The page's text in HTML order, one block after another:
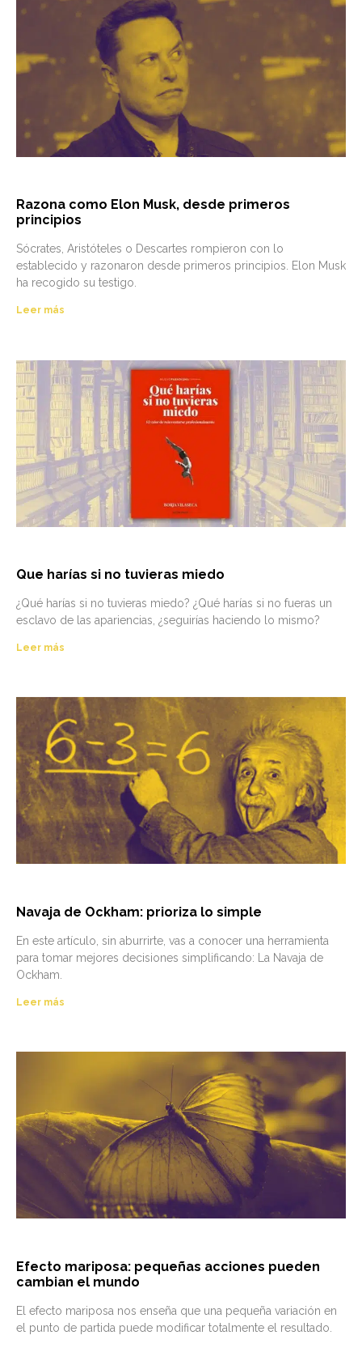
Razona como Elon Musk, desde primeros
principios
Sócrates, Aristóteles o Descartes rompieron con lo
establecido y razonaron desde primeros principios. Elon Musk
ha recogido su testigo.
Leer más
Que harías si no tuvieras miedo
¿Qué harías si no tuvieras miedo? ¿Qué harías si no fueras un
esclavo de las apariencias, ¿seguirías haciendo lo mismo?
Leer más
Navaja de Ockham: prioriza lo simple
En este artículo, sin aburrirte, vas a conocer una herramienta
para tomar mejores decisiones simplificando: La Navaja de
Ockham.
Leer más
Efecto mariposa: pequeñas acciones pueden
cambian el mundo
El efecto mariposa nos enseña que una pequeña variación en
el punto de partida puede modificar totalmente el resultado.